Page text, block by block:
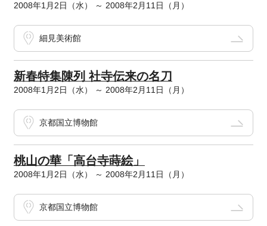
2008年1月2日（水） ～ 2008年2月11日（月）
細見美術館
新春特集陳列 社寺伝来の名刀
2008年1月2日（水） ～ 2008年2月11日（月）
京都国立博物館
桃山の華「高台寺蒔絵」
2008年1月2日（水） ～ 2008年2月11日（月）
京都国立博物館